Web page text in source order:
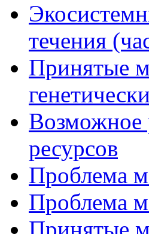
течения
Принятые
Возможное
ресурсов
Проблема
Проблема